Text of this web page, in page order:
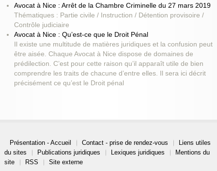
Avocat à Nice : Arrêt de la Chambre Criminelle du 27 mars 2019
Thématiques : Partie civile / Instruction / Détention provisoire /
Contrôle judiciaire
Avocat à Nice : Qu’est-ce que le Droit Pénal
Il existe une multitude de matières juridiques et la confusion peut
être aisée. Chaque Avocat à Nice dispose de domaines de
prédilection. C’est pour cette raison qu’il apparaît utile de bien
comprendre les traits de chacune d’entre elles. Il sera ici décrit
précisément ce qu’est le Droit pénal
Présentation - Accueil Contact - prise de rendez-vous
Liens utiles
du sites
Publications juridiques Lexiques juridiques
Mentions du
site
RSS Site externe